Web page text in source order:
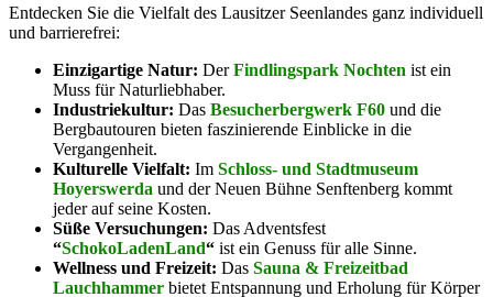
Entdecken Sie die Vielfalt des Lausitzer Seenlandes ganz individuell
und barrierefrei:
Einzigartige Natur: DerFindlingspark Nochten ist ein
Muss für Naturliebhaber.
Industriekultur: Das Besucherbergwerk F60 und die
Bergbautouren bieten faszinierende Einblicke in die
Vergangenheit.
Kulturelle Vielfalt: Im Schloss- und Stadtmuseum
Hoyerswerda und der Neuen Bühne Senftenberg kommt
jeder auf seine Kosten.
Süße Versuchungen: Das Adventsfest
“SchokoLadenLand“ ist ein Genuss für alle Sinne.
Wellness und Freizeit: Das Sauna & Freizeitbad
Lauchhammer bietet Entspannung und Erholung für Körper